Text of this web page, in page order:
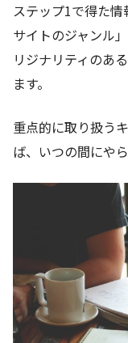
ステップ1で得た
サイトのジャンル
リジナリティのあ
ます。
重点的に取り扱う
ば、いつの間にやら